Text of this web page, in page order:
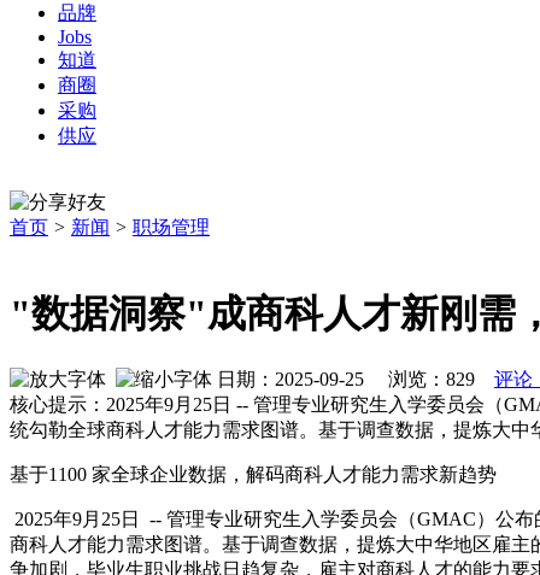
品牌
Jobs
知道
商圈
采购
供应
首页 > 新闻 > 职场管理
"数据洞察"成商科人才新刚需
日期：2025-09-25 浏览： 829
评论
核心提示：2025年9月25日 -- 管理专业研究生入学委员会（
统勾勒全球商科人才能力需求图谱。基于调查数据，提炼大
基于1100 家全球企业数据，解码商科人才能力需求新趋势
2025年9月25日
-- 管理专业研究生入学委员会（GMAC）公
商科人才能力需求图谱。基于调查数据，提炼大中华地区雇
争加剧，毕业生职业挑战日趋复杂，雇主对商科人才的能力